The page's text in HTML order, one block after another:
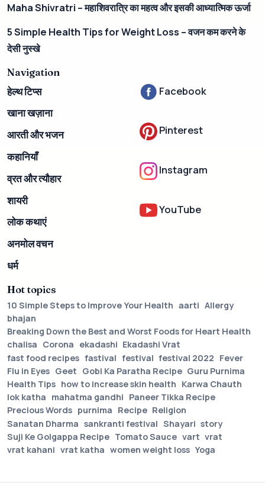
Maha Shivratri – महाशिवरात्रि का महत्व और इसकी आध्यात्मिक ऊर्जा
5 Simple Health Tips for Weight Loss – वजन कम करने के
देसी नुस्खे
Navigation
हेल्थ टिप्स
खाना खज़ाना
आरती और भजन
कहानियाँ
व्रत और त्यौहार
शायरी
लोक कथाएं
अनमोल वचन
धर्म
Facebook
Pinterest
Instagram
YouTube
Hot topics
10 Simple Steps to Improve Your Health aarti Allergy
bhajan
Breaking Down the Best and Worst Foods for Heart Health
chalisa Corona ekadashi Ekadashi Vrat
fast food recipes fastival festival festival 2022 Fever
Flu in Eyes Geet Gobi Ka Paratha Recipe Guru Purnima
Health Tips how to increase skin health Karwa Chauth
lok katha mahatma gandhi Paneer Tikka Recipe
Precious Words purnima Recipe Religion
Sanatan Dharma sankranti festival Shayari story
Suji Ke Golgappa Recipe Tomato Sauce vart vrat
vrat kahani vrat katha women weight loss Yoga